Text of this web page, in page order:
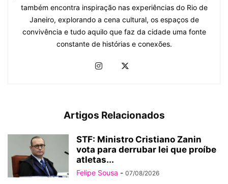
também encontra inspiração nas experiências do Rio de
Janeiro, explorando a cena cultural, os espaços de
convivência e tudo aquilo que faz da cidade uma fonte
constante de histórias e conexões.
Artigos Relacionados
STF: Ministro Cristiano Zanin
vota para derrubar lei que proíbe
atletas...
Felipe Sousa - 07/08/2026